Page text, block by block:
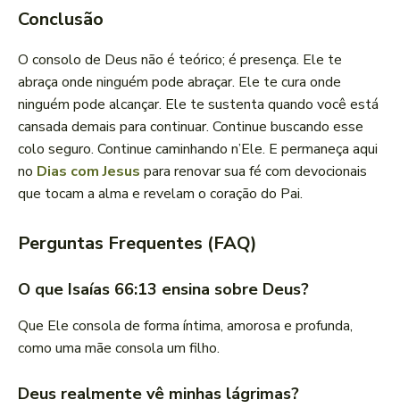
Conclusão
O consolo de Deus não é teórico; é presença. Ele te
abraça onde ninguém pode abraçar. Ele te cura onde
ninguém pode alcançar. Ele te sustenta quando você está
cansada demais para continuar. Continue buscando esse
colo seguro. Continue caminhando n’Ele. E permaneça aqui
no Dias com Jesus para renovar sua fé com devocionais
que tocam a alma e revelam o coração do Pai.
Perguntas Frequentes (FAQ)
O que Isaías 66:13 ensina sobre Deus?
Que Ele consola de forma íntima, amorosa e profunda,
como uma mãe consola um filho.
Deus realmente vê minhas lágrimas?